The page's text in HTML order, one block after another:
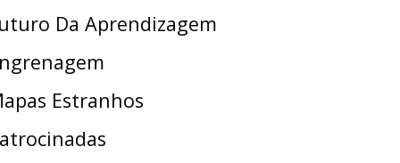
Da Aprendizagem
Estranhos